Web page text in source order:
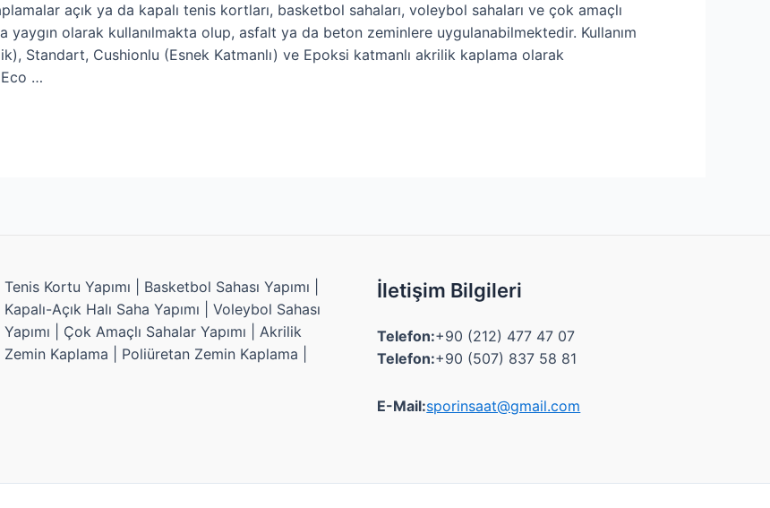
açık ya da kapalı tenis kortları, basketbol sahaları, voleybol sahaları ve çok amaçlı
yaygın olarak kullanılmakta olup, asfalt ya da beton zeminlere uygulanabilmektedir. Kullanım
Standart, Cushionlu (Esnek Katmanlı) ve Epoksi katmanlı akrilik kaplama olarak
…
Tenis Kortu Yapımı | Basketbol Sahası Yapımı |
Kapalı-Açık Halı Saha Yapımı | Voleybol Sahası
Yapımı | Çok Amaçlı Sahalar Yapımı | Akrilik
Zemin Kaplama | Poliüretan Zemin Kaplama |
İletişim Bilgileri
Telefon:+90 (212) 477 47 07
Telefon:+90 (507) 837 58 81
E-Mail:sporinsaat@gmail.com